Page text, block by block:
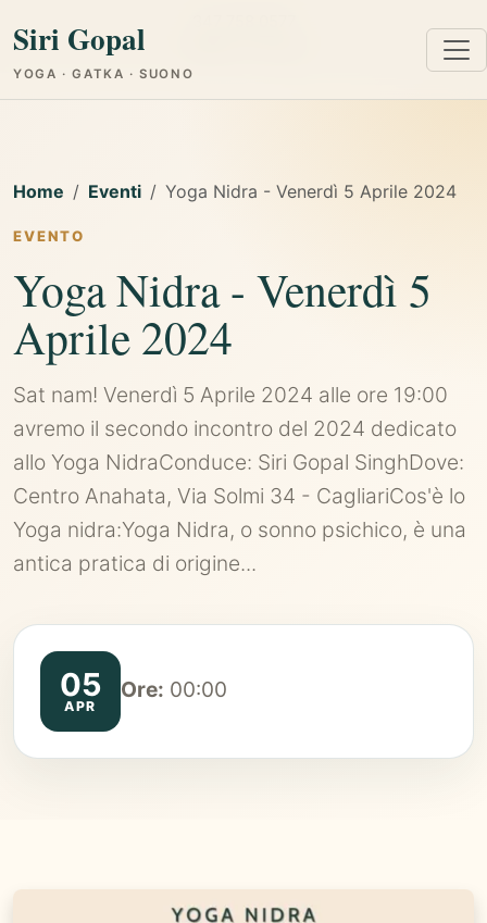
Siri Gopal
YOGA · GATKA · SUONO
Home Eventi Yoga Nidra - Venerdì 5 Aprile 2024
EVENTO
Yoga Nidra - Venerdì 5
Aprile 2024
Sat nam! Venerdì 5 Aprile 2024 alle ore 19:00
avremo il secondo incontro del 2024 dedicato
allo Yoga NidraConduce: Siri Gopal SinghDove:
Centro Anahata, Via Solmi 34 - CagliariCos'è lo
Yoga nidra:Yoga Nidra, o sonno psichico, è una
antica pratica di origine...
05
APR
Ore: 00:00